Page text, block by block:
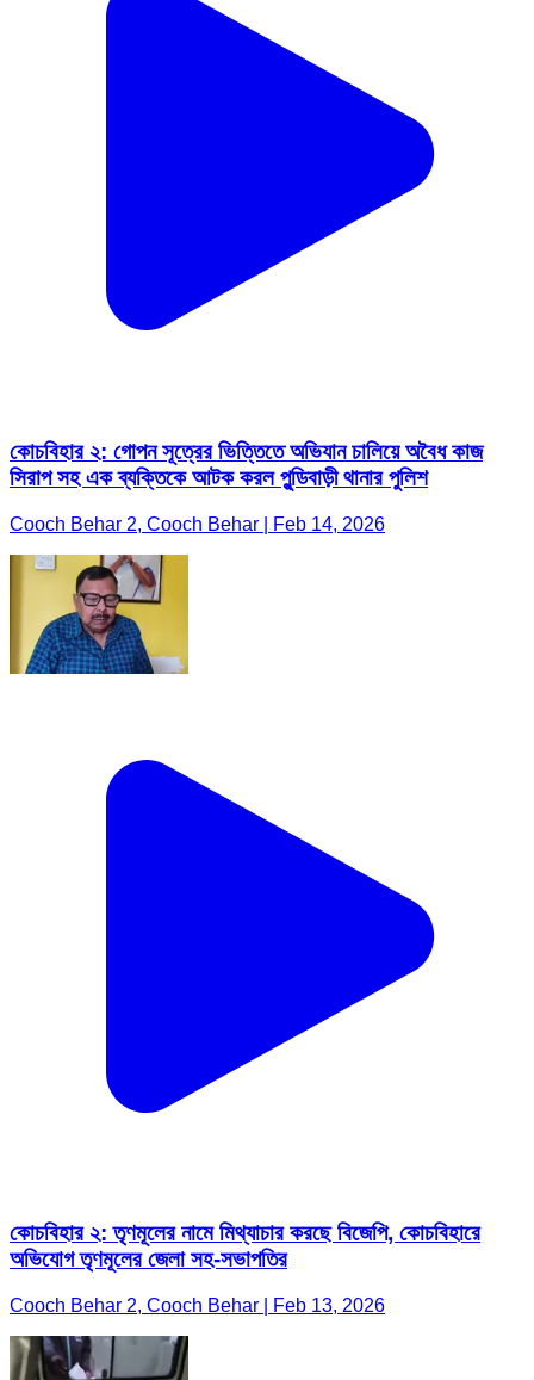
কোচবিহার ২: গোপন সূত্রের ভিত্তিতে অভিযান চালিয়ে অবৈধ কাজ
সিরাপ সহ এক ব্যক্তিকে আটক করল পুন্ডিবাড়ী থানার পুলিশ
Cooch Behar 2, Cooch Behar | Feb 14, 2026
কোচবিহার ২: তৃণমূলের নামে মিথ্যাচার করছে বিজেপি, কোচবিহারে
অভিযোগ তৃণমূলের জেলা সহ-সভাপতির
Cooch Behar 2, Cooch Behar | Feb 13, 2026